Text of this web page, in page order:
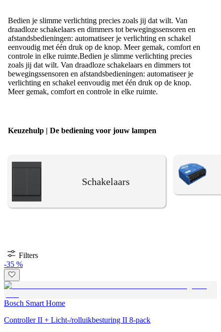
Bedien je slimme verlichting precies zoals jij dat wilt. Van
draadloze schakelaars en dimmers tot bewegingssensoren en
afstandsbedieningen: automatiseer je verlichting en schakel
eenvoudig met één druk op de knop. Meer gemak, comfort en
controle in elke ruimte.Bedien je slimme verlichting precies
zoals jij dat wilt. Van draadloze schakelaars en dimmers tot
bewegingssensoren en afstandsbedieningen: automatiseer je
verlichting en schakel eenvoudig met één druk op de knop.
Meer gemak, comfort en controle in elke ruimte.
Keuzehulp | De bediening voor jouw lampen
Schakelaars
Filters
-35 %
Bosch Smart Home
Controller II + Licht-/rolluikbesturing II 8-pack